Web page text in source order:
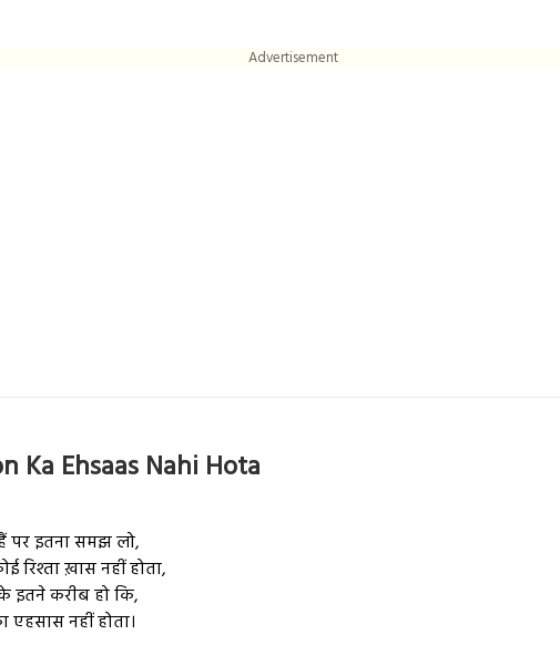
Advertisement
Ka Ehsaas Nahi Hota
पर इतना समझ लो,
रिश्ता ख़ास नहीं होता,
इतने करीब हो कि,
नहीं होता।